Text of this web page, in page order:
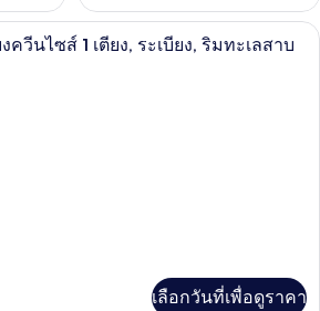
ดีลักซ์อพาร์ทเมนท์, เตียงควีนไซส์ 1 เตี
วีนไซส์ 1 เตียง, ระเบียง, ริมทะเลสาบ
เลือกวันที่เพื่อดูราคา